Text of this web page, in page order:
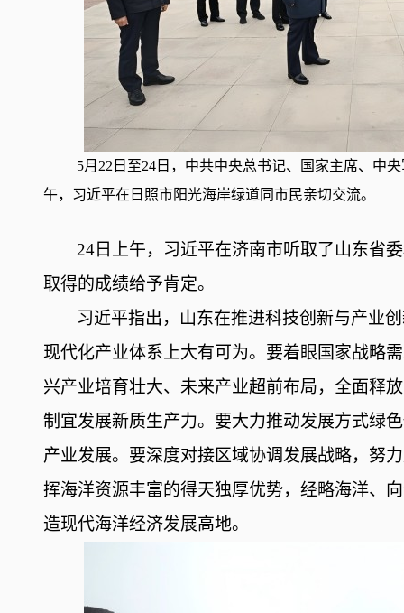
5月22日至24日，中共中央总书记、国家主席、中
午，习近平在日照市阳光海岸绿道同市民亲切交流。
24日上午，习近平在济南市听取了山东省
取得的成绩给予肯定。
习近平指出，山东在推进科技创新与产业
现代化产业体系上大有可为。要着眼国家战略
兴产业培育壮大、未来产业超前布局，全面释
制宜发展新质生产力。要大力推动发展方式绿
产业发展。要深度对接区域协调发展战略，努
挥海洋资源丰富的得天独厚优势，经略海洋、
造现代海洋经济发展高地。